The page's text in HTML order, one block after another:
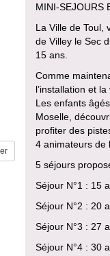
MINI-SEJOURS
La Ville de Toul,
de Villey le Sec
15 ans.
Comme
l’installation et
Les enfants
Moselle,
profiter des
4 animateurs de
5 séjours
Séjour N°1 : 15
Séjour N°2 : 20
Séjour N°3 : 27
Séjour N°4 : 30